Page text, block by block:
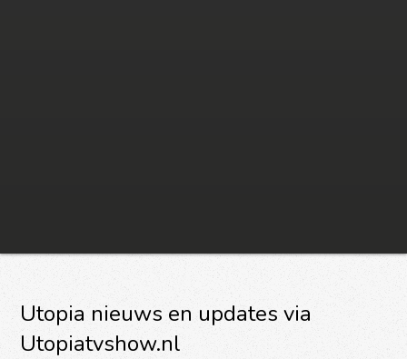
Utopia nieuws en updates via
Utopiatvshow.nl